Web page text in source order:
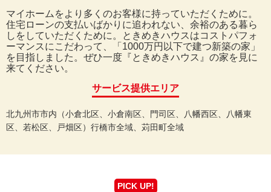
マイホームをより多くのお客様に持っていただくために。
住宅ローンの支払いばかりに追われない、余裕のある暮ら
しをしていただくために。ときめきハウスはコストパフォ
ーマンスにこだわって、「1000万円以下で建つ新築の家」
を目指しました。ぜひ一度『ときめきハウス』の家を見に
来てください。
サービス提供エリア
北九州市市内（小倉北区、小倉南区、門司区、八幡西区、八幡東
区、若松区、戸畑区）行橋市全域、苅田町全域
PICK UP!